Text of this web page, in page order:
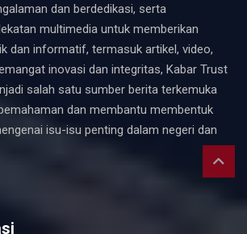
dan berdedikasi, serta
multimedia untuk memberikan
dan informatif, termasuk artikel, video,
inovasi dan integritas, Kabar Trust
salah satu sumber berita terkemuka
dan membantu membentuk
isu-isu penting dalam negeri dan